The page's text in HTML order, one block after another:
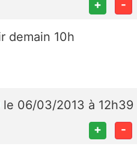
+ -
demain 10h
le 06/03/2013 à 12h39
+ -